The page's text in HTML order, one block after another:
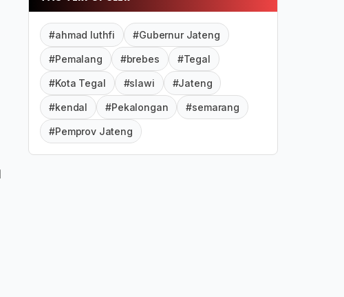
#ahmad luthfi #Gubernur Jateng
#Pemalang #brebes #Tegal
#Kota Tegal #slawi #Jateng
#kendal #Pekalongan #semarang
#Pemprov Jateng